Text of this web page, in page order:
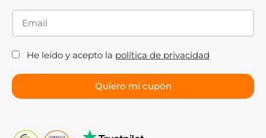
He leído y acepto la política de privacidad